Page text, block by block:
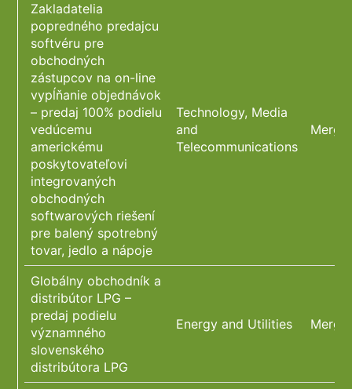
Zakladatelia
popredného predajcu
softvéru pre
obchodných
zástupcov na on-line
vypĺňanie objednávok
– predaj 100% podielu
vedúcemu
americkému
poskytovateľovi
integrovaných
obchodných
softwarových riešení
pre balený spotrebný
tovar, jedlo a nápoje
Technology, Media
and
Telecommunications
Globálny obchodník a
distribútor LPG –
predaj podielu
významného
slovenského
distribútora LPG
Energy and Utilities